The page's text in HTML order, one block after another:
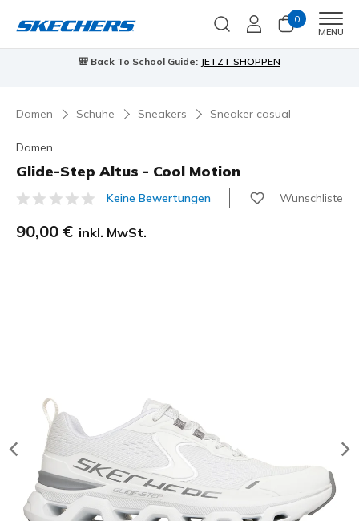
0
MENU
🎒 Back To School Guide: JETZT SHOPPEN
Damen Schuhe Sneakers Sneaker casual
Damen
Glide-Step Altus - Cool Motion
4 von 5 Kundenbewertungen
Keine Bewertungen Wunschliste
90,00 € inkl. MwSt.